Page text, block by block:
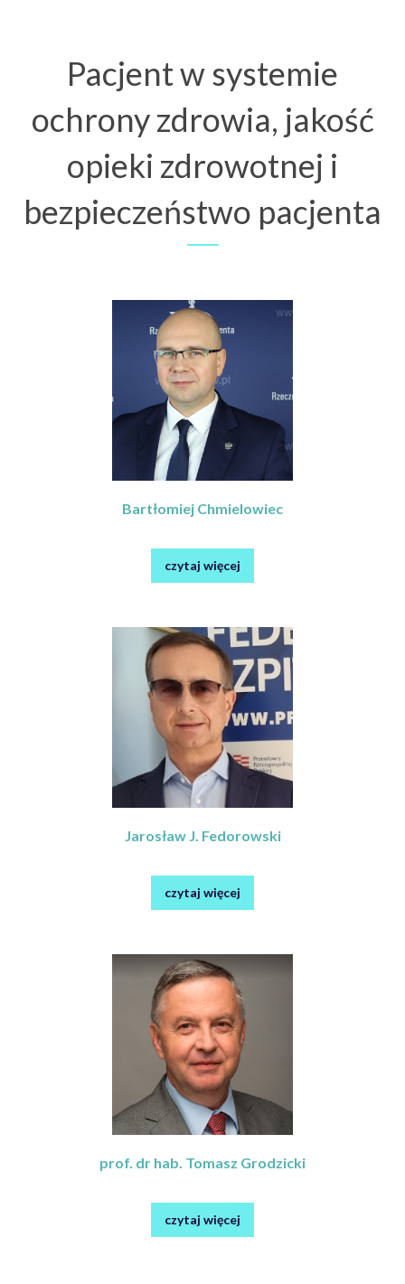
Pacjent w systemie
ochrony zdrowia, jakość
opieki zdrowotnej i
bezpieczeństwo pacjenta
Bartłomiej Chmielowiec
czytaj więcej
Jarosław J. Fedorowski
czytaj więcej
prof. dr hab. Tomasz Grodzicki
czytaj więcej